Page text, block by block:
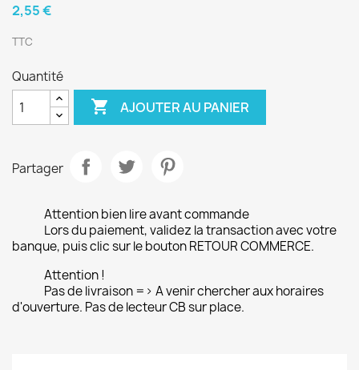
2,55 €
TTC
Quantité
 AJOUTER AU PANIER
Partager
Attention bien lire avant commande
Lors du paiement, validez la transaction avec votre
banque, puis clic sur le bouton RETOUR COMMERCE.
Attention !
Pas de livraison => A venir chercher aux horaires
d'ouverture. Pas de lecteur CB sur place.